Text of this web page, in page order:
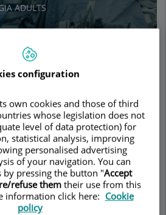
ADULTS
ContacteDades d'interès
Cita
paciente, al ser
configuration
own cookies and those of third
whose legislation does not
level of data protection) for
statistical analysis, improving
personalised advertising
of your navigation. You can
by pressing the button "Accept
refuse themtheir use from this
information click here: Cookie
policy